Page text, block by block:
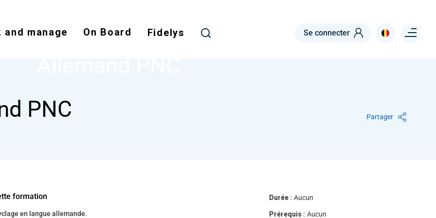
main
and manage On Board Fidelys Se connecter Menu right
NODE ALLEMAND PNC
PNC Partager
formation
en langue allemande.
Durée : Aucun
Prérequis : Aucun